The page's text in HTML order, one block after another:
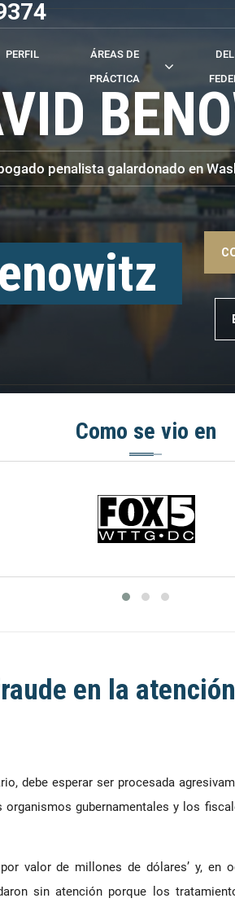
PERFIL
ÁREAS DE
PRÁCTICA
penalista galardonado en
Como se vio en
en la atención
debe esperar ser procesada
gubernamentales y los
valor de millones de dólares’ y, en
sin atención porque los